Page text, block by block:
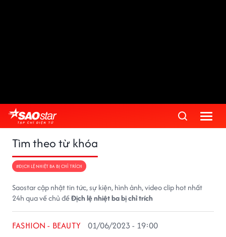
Tìm theo từ khóa
#ĐỊCH LỆ NHIỆT BA BỊ CHỈ TRÍCH
Saostar cập nhật tin tức, sự kiện, hình ảnh, video clip hot nhất
24h qua về chủ đềĐịch lệ nhiệt ba bị chỉ trích
FASHION - BEAUTY 01/06/2023 - 19:00